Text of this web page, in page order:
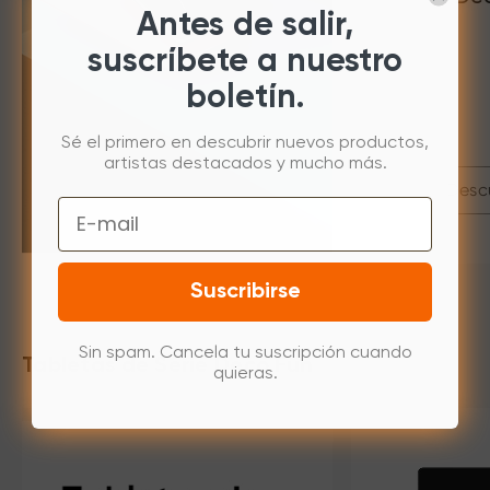
Tabletas de Serie Deco Fun
Antes de salir,
suscríbete a nuestro
boletín.
Sé el primero en descubrir nuevos productos,
artistas destacados y mucho más.
Email
Suscribirse
Sin spam. Cancela tu suscripción cuando
quieras.